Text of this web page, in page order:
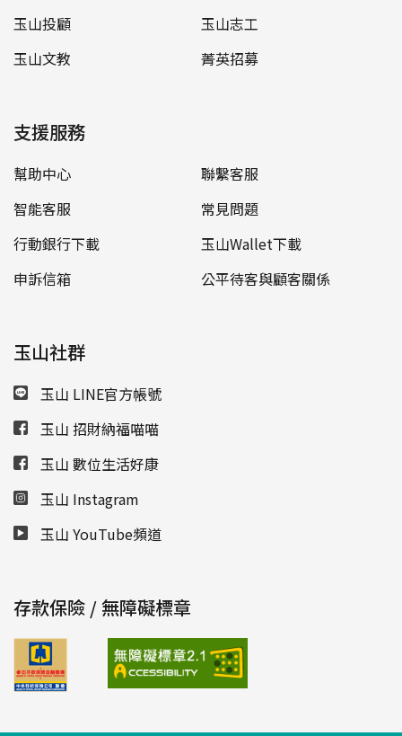
玉山投顧
玉山志工
玉山文教
菁英招募
支援服務
幫助中心
聯繫客服
智能客服
常見問題
行動銀行下載
玉山Wallet下載
申訴信箱
公平待客與顧客關係
玉山社群
玉山 LINE官方帳號
玉山 招財納福喵喵
玉山 數位生活好康
玉山 Instagram
玉山 YouTube頻道
存款保險 / 無障礙標章